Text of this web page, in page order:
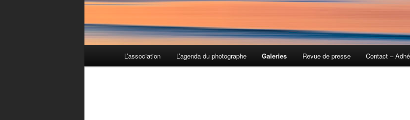
Aller au contenu principal
Aller au contenu secondaire
L’association L’agenda du photographe Galeries Revue de presse Contact –